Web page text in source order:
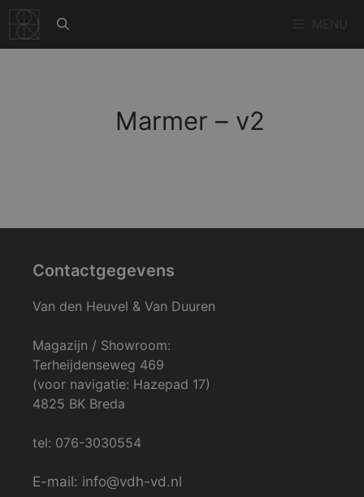
naar
de
Marmer – v2
Contactgegevens
Van den Heuvel & Van Duuren
Magazijn / Showroom:
Terheijdenseweg 469
(voor navigatie: Hazepad 17)
4825 BK Breda
tel: 076-3030554
E-mail: info@vdh-vd.nl